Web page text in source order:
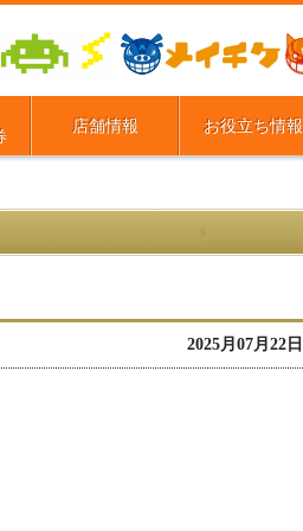
店舗情報 お役立ち情報
2025月07月22日